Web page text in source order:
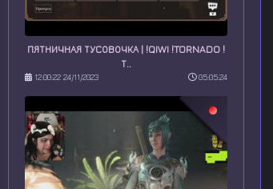
ПЯТНИЧНАЯ ТУСОВОЧКА | !QIWI !TORNADO !
Т..
12:00:22 24/11/2023 05:05:24